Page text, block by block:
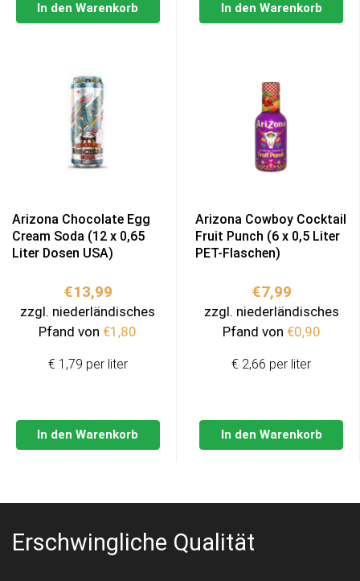
In den Warenkorb In den Warenkorb
Arizona Chocolate Egg
Cream Soda (12 x 0,65
Liter Dosen USA)
€13,99
zzgl. niederländisches
Pfand von €1,80
In den Warenkorb
€ 1,79 per liter
Arizona Cowboy Cocktail
Fruit Punch (6 x 0,5 Liter
PET-Flaschen)
€7,99
zzgl. niederländisches
Pfand von €0,90
In den Warenkorb
€ 2,66 per liter
Erschwingliche Qualität